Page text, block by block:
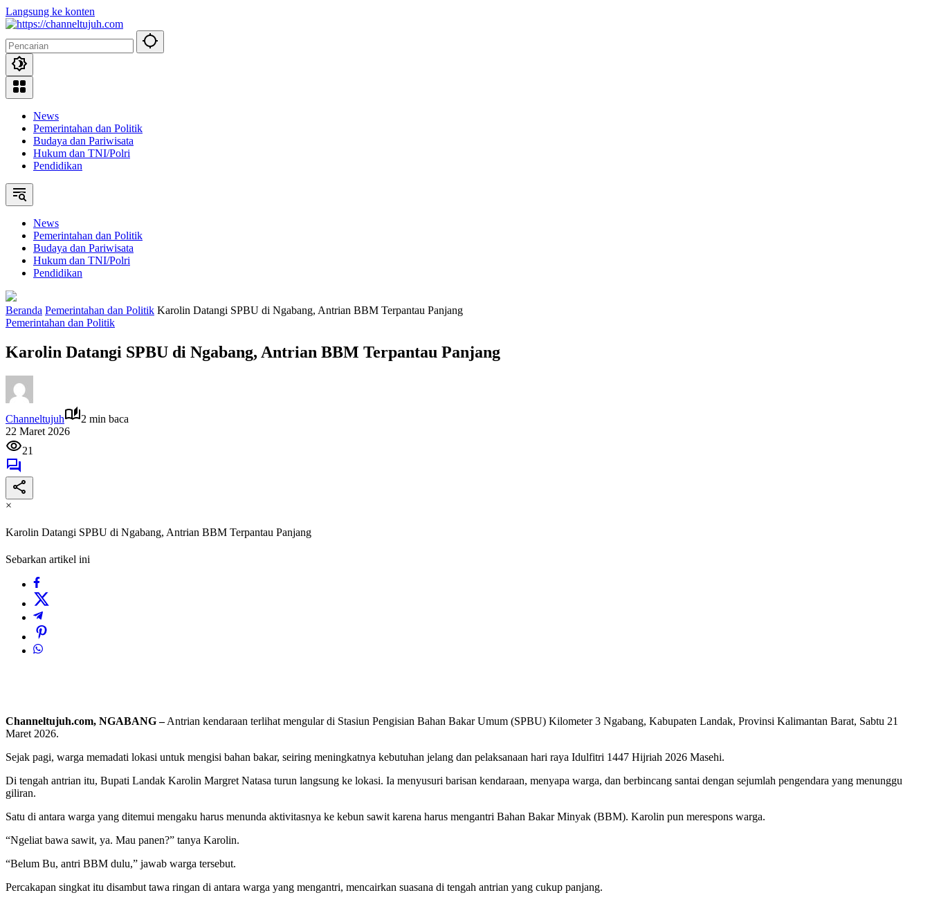
Langsung ke konten
News
Pemerintahan dan Politik
Budaya dan Pariwisata
Hukum dan TNI/Polri
Pendidikan
News
Pemerintahan dan Politik
Budaya dan Pariwisata
Hukum dan TNI/Polri
Pendidikan
Beranda Pemerintahan dan Politik Karolin Datangi SPBU di Ngabang, Antrian BBM Terpantau Panjang
Pemerintahan dan Politik
Karolin Datangi SPBU di Ngabang, Antrian BBM Terpantau Panjang
Channeltujuh
2 min baca
22 Maret 2026
21
×
Karolin Datangi SPBU di Ngabang, Antrian BBM Terpantau Panjang
Sebarkan artikel ini
Channeltujuh.com, NGABANG –Antrian kendaraan terlihat mengular di Stasiun Pengisian Bahan Bakar Umum (SPBU) Kilometer 3 Ngabang, Kabupaten Landak, Provinsi Kalimantan Barat, Sabtu 21
Maret 2026.
Sejak pagi, warga memadati lokasi untuk mengisi bahan bakar, seiring meningkatnya kebutuhan jelang dan pelaksanaan hari raya Idulfitri 1447 Hijriah 2026 Masehi.
Di tengah antrian itu, Bupati Landak Karolin Margret Natasa turun langsung ke lokasi. Ia menyusuri barisan kendaraan, menyapa warga, dan berbincang santai dengan sejumlah pengendara yang menunggu
giliran.
Satu di antara warga yang ditemui mengaku harus menunda aktivitasnya ke kebun sawit karena harus mengantri Bahan Bakar Minyak (BBM). Karolin pun merespons warga.
“Ngeliat bawa sawit, ya. Mau panen?” tanya Karolin.
“Belum Bu, antri BBM dulu,” jawab warga tersebut.
Percakapan singkat itu disambut tawa ringan di antara warga yang mengantri, mencairkan suasana di tengah antrian yang cukup panjang.